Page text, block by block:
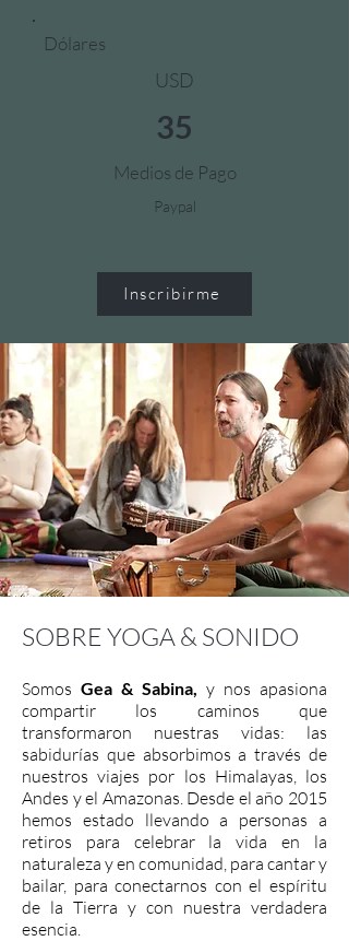
Dólares
USD
35
Medios de Pago
Paypal
Inscribirme
SOBRE YOGA & SONIDO
Somos Gea & Sabina,
y nos apasiona
compartir los caminos que
transformaron nuestras vidas: las
sabidurías que absorbimos a través de
nuestros viajes por los Himalayas, los
Andes y el Amazonas. Desde el año 2015
hemos estado llevando a personas a
retiros para celebrar la vida en la
naturaleza y en comunidad, para cantar y
bailar, para conectarnos con el espíritu
de la Tierra y con nuestra verdadera
esencia.